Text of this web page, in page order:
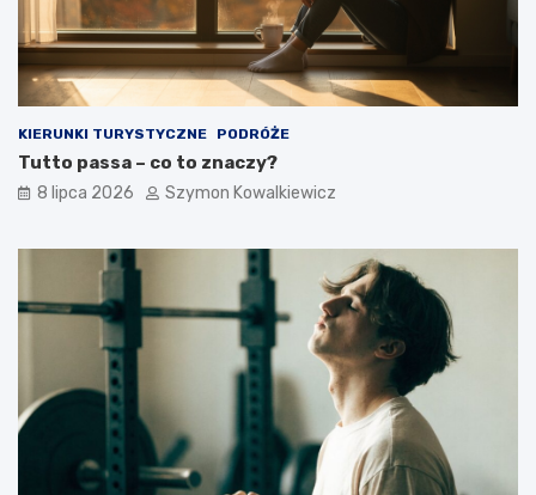
KIERUNKI TURYSTYCZNE PODRÓŻE
Tutto passa – co to znaczy?
8 lipca 2026 Szymon Kowalkiewicz